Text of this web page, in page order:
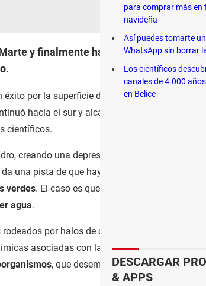
y finalmente ha encontrado señales
por la superficie del planeta rojo. Después
hacia el sur y alcanzo una nueva zona
científicos.
creando una depresión circular con un
una pista de que hay o podría haber agua en
verdes. El caso es que en la Tierra también se
agua.
por halos de color verde más claro. En
asociadas con la filtración de agua a
, que desempeñan el papel de
para comprar más en
navideña
Así puedes tomarte
WhatsApp sin borrar
Los científicos
canales de 4.000
en Belice
DESCARGAR
& APPS